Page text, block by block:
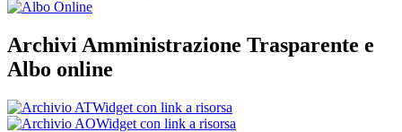
Archivi Amministrazione Trasparente e
Albo online
Widget con link a risorsa
Widget con link a risorsa